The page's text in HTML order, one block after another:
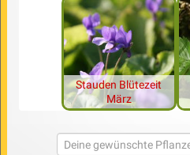
Stauden Blütezeit
März